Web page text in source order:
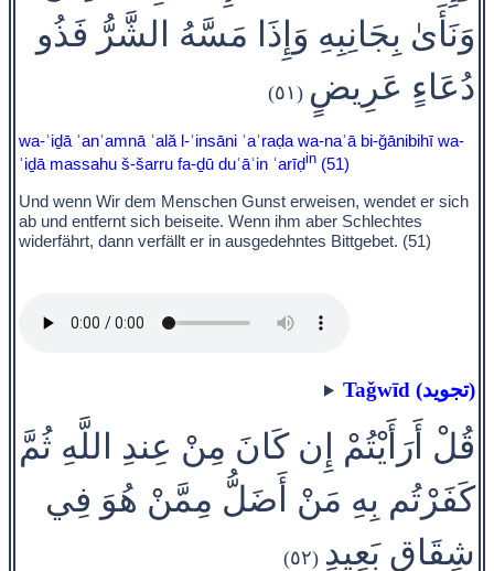
وَنَأَىٰ بِجَانِبِهِ وَإِذَا مَسَّهُ الشَّرُّ فَذُو
دُعَاءٍ عَرِيضٍ (٥١)
wa-ʾiḏā ʾanʿamnā ʿală l-ʾinsāni ʾaʿraḍa wa-naʾā bi-ǧānibihī wa-
ʾiḏā massahu š-šarru fa-ḏū duʿāʾin ʿarīḍin (51)
Und wenn Wir dem Menschen Gunst erweisen, wendet er sich
ab und entfernt sich beiseite. Wenn ihm aber Schlechtes
widerfährt, dann verfällt er in ausgedehntes Bittgebet. (51)
Taǧwīd (تجويد)
قُلْ أَرَأَيْتُمْ إِن كَانَ مِنْ عِندِ اللَّهِ ثُمَّ
كَفَرْتُم بِهِ مَنْ أَضَلُّ مِمَّنْ هُوَ فِي
شِقَاقٍ بَعِيدٍ (٥٢)